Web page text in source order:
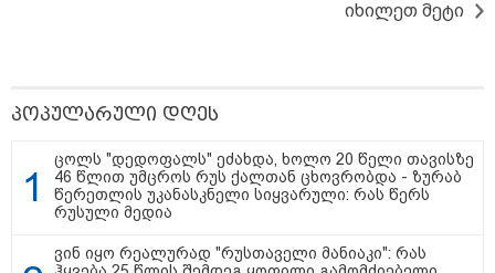
იხილეთ მეტი
პოპულარული დღეს
ცოლს "დედოფალს" ეძახდა, ხოლო 20 წელი თავისზე
46 წლით უმცროს რუს ქალთან ცხოვრობდა - ზურაბ
წერეთლის უკანასკნელი სიყვარული: რას წერს
რუსული მედია
ვინ იყო რეალურად "რუსთაველი მანიაკი": რას